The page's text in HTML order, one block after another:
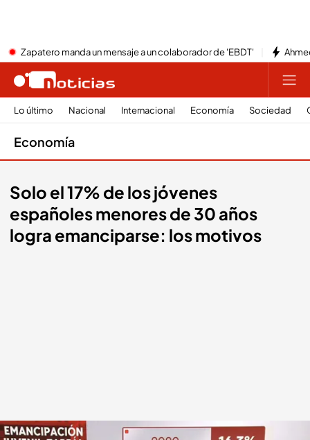
Zapatero manda un mensaje a un colaborador de 'EBDT'
Lo último Nacional Internacional Economía Sociedad
Economía
Solo el 17% de los jóvenes
españoles menores de 30 años
logra emanciparse: los motivos
Los motivos por los que los jóvenes españoles no logran emanciparse